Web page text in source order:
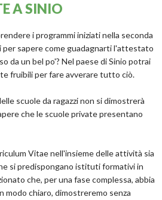
A SINIO
i programmi iniziati nella seconda
per sapere come guadagnarti l'attestato
da un bel po'? Nel paese di Sinio potrai
fruibili per fare avverare tutto ciò.
scuole da ragazzi non si dimostrerà
che le scuole private presentano
Vitae nell'insieme delle attività sia
si predispongano istituti formativi in
che, per una fase complessa, abbia
modo chiaro, dimostreremo senza